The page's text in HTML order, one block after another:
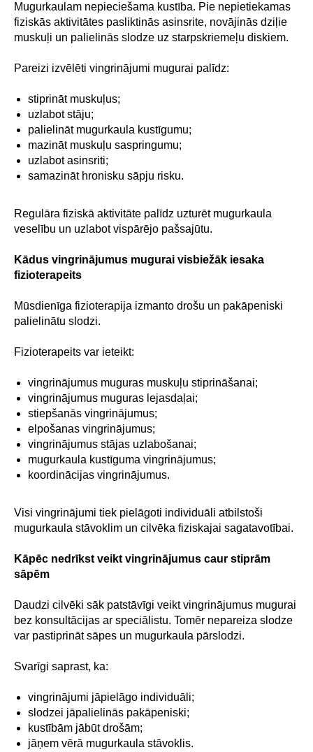
Mugurkaulam nepieciešama kustība. Pie nepietiekamas
fiziskās aktivitātes pasliktinās asinsrite, novājinās dziļie
muskuļi un palielinās slodze uz starpskriemeļu diskiem.
Pareizi izvēlēti vingrinājumi mugurai palīdz:
stiprināt muskuļus;
uzlabot stāju;
palielināt mugurkaula kustīgumu;
mazināt muskuļu saspringumu;
uzlabot asinsriti;
samazināt hronisku sāpju risku.
Regulāra fiziskā aktivitāte palīdz uzturēt mugurkaula
veselību un uzlabot vispārējo pašsajūtu.
Kādus vingrinājumus mugurai visbiežāk iesaka
fizioterapeits
Mūsdienīga fizioterapija izmanto drošu un pakāpeniski
palielinātu slodzi.
Fizioterapeits var ieteikt:
vingrinājumus muguras muskuļu stiprināšanai;
vingrinājumus muguras lejasdaļai;
stiepšanās vingrinājumus;
elpošanas vingrinājumus;
vingrinājumus stājas uzlabošanai;
mugurkaula kustīguma vingrinājumus;
koordinācijas vingrinājumus.
Visi vingrinājumi tiek pielāgoti individuāli atbilstoši
mugurkaula stāvoklim un cilvēka fiziskajai sagatavotībai.
Kāpēc nedrīkst veikt vingrinājumus caur stiprām
sāpēm
Daudzi cilvēki sāk patstāvīgi veikt vingrinājumus mugurai
bez konsultācijas ar speciālistu. Tomēr nepareiza slodze
var pastiprināt sāpes un mugurkaula pārslodzi.
Svarīgi saprast, ka:
vingrinājumi jāpielāgo individuāli;
slodzei jāpalielinās pakāpeniski;
kustībām jābūt drošām;
jāņem vērā mugurkaula stāvoklis.